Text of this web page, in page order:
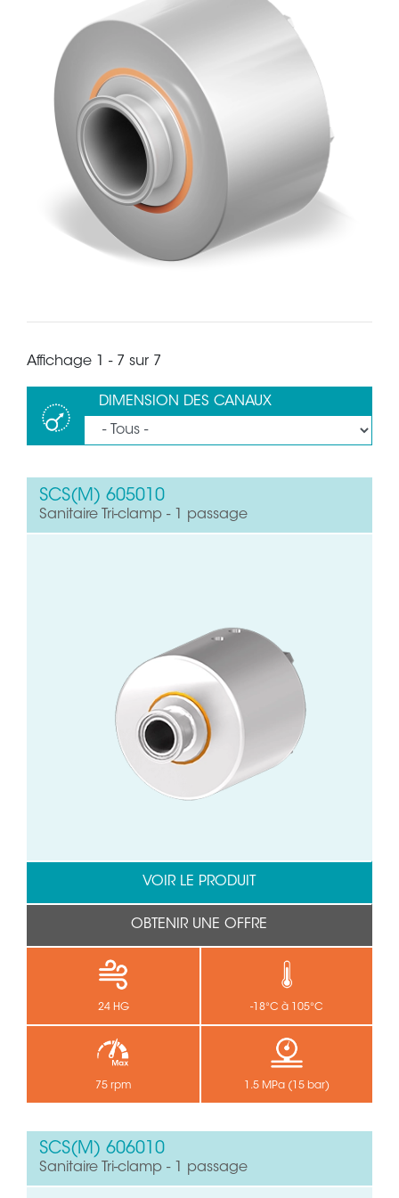
Affichage 1 - 7 sur 7
DIMENSION DES CANAUX
SCS(M) 605010
Sanitaire Tri-clamp - 1 passage
24 HG -18°C à 105°C
75 rpm 1.5 MPa (15 bar)
VOIR LE PRODUIT
OBTENIR UNE OFFRE
SCS(M) 606010
Sanitaire Tri-clamp - 1 passage